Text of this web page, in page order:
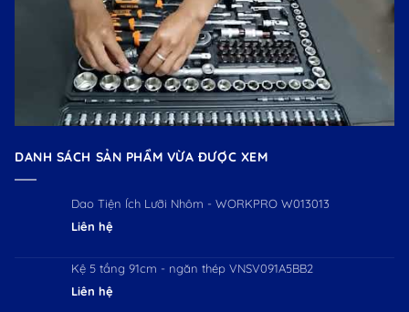
DANH SÁCH SẢN PHẨM VỪA ĐƯỢC XEM
Dao Tiện Ích Lưỡi Nhôm - WORKPRO W013013
Liên hệ
Kệ 5 tầng 91cm - ngăn thép VNSV091A5BB2
Liên hệ